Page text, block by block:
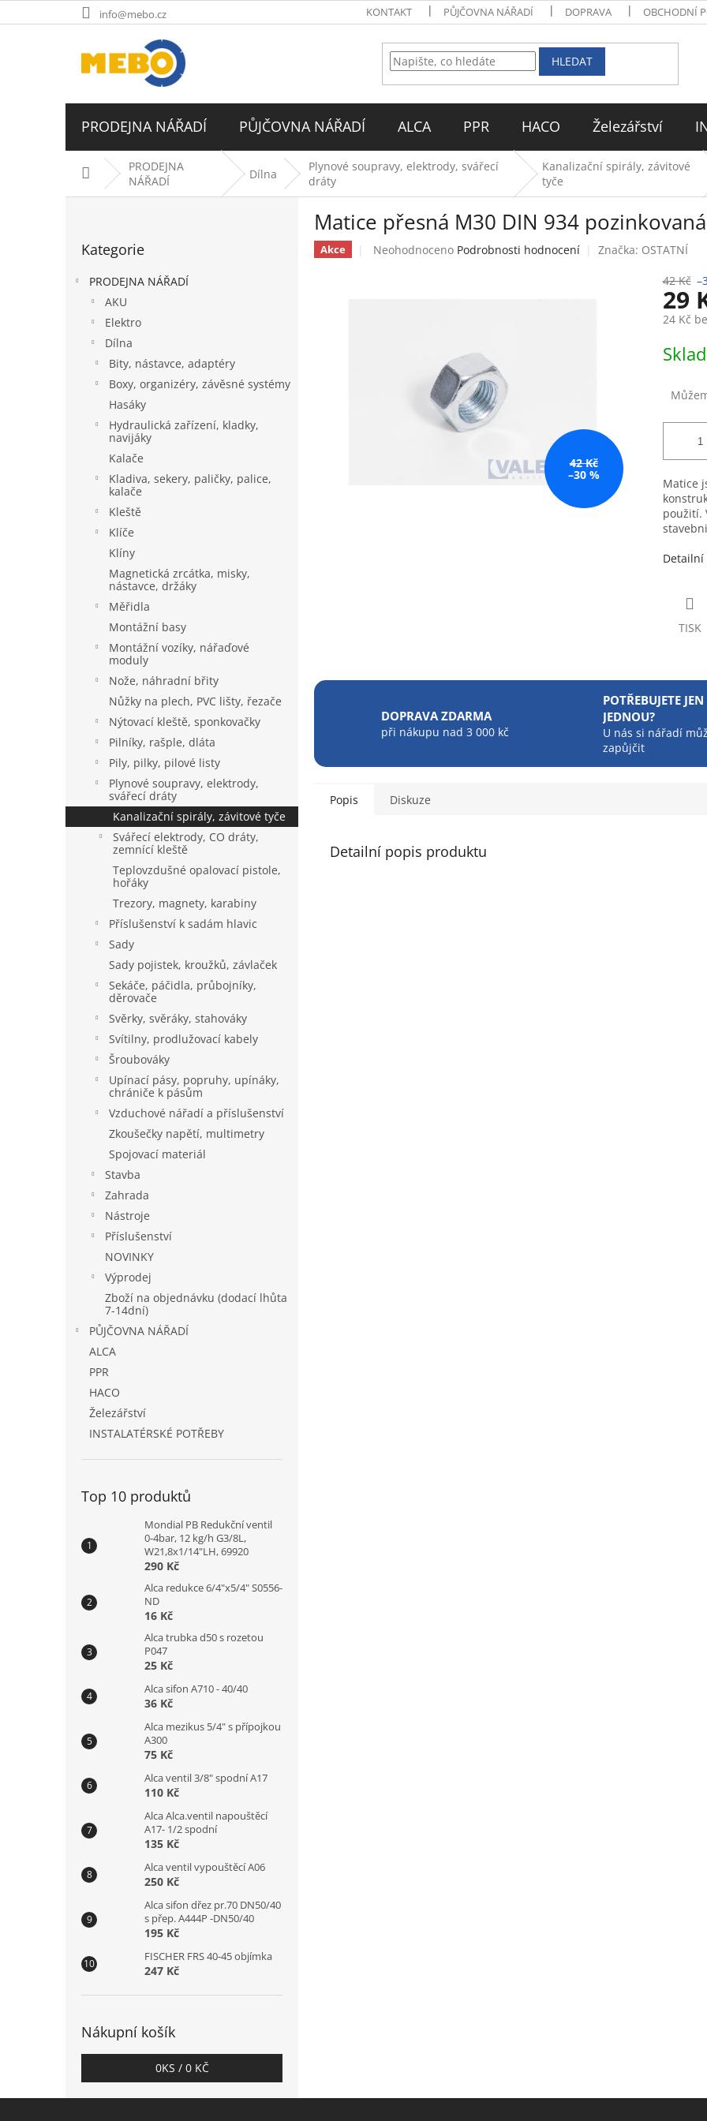
na
info@mebo.cz KONTAKT PŮJČOVNA NÁŘADÍ DOPRAVA OBCHODNÍ
HLEDAT
PRODEJNA NÁŘADÍ PŮJČOVNA NÁŘADÍ ALCA PPR HACO Železářství
Domů PRODEJNA
NÁŘADÍ
Dílna
Plynové soupravy, elektrody, svářecí
dráty
Kanalizační spirály, závitové
tyče
kategorie
Kategorie
PRODEJNA NÁŘADÍ
AKU
Elektro
Dílna
Bity, nástavce, adaptéry
Boxy, organizéry, závěsné systémy
Hasáky
Hydraulická zařízení, kladky,
navijáky
Kalače
Kladiva, sekery, paličky, palice,
kalače
Kleště
Klíče
Klíny
Magnetická zrcátka, misky,
nástavce, držáky
Měřidla
Montážní basy
Montážní vozíky, nářaďové
moduly
Nože, náhradní břity
Nůžky na plech, PVC lišty, řezače
Nýtovací kleště, sponkovačky
Pilníky, rašple, dláta
Pily, pilky, pilové listy
Plynové soupravy, elektrody,
svářecí dráty
Kanalizační spirály, závitové tyče
Svářecí elektrody, CO dráty,
zemnící kleště
Teplovzdušné opalovací pistole,
hořáky
Trezory, magnety, karabiny
Příslušenství k sadám hlavic
Sady
Sady pojistek, kroužků, závlaček
Sekáče, páčidla, průbojníky,
děrovače
Svěrky, svěráky, stahováky
Svítilny, prodlužovací kabely
Šroubováky
Upínací pásy, popruhy, upínáky,
chrániče k pásům
Vzduchové nářadí a příslušenství
Zkoušečky napětí, multimetry
Spojovací materiál
Stavba
Zahrada
Nástroje
Příslušenství
NOVINKY
Výprodej
Zboží na objednávku (dodací lhůta
7-14dní)
PŮJČOVNA NÁŘADÍ
ALCA
PPR
HACO
Železářství
INSTALATÉRSKÉ POTŘEBY
Top 10 produktů
Mondial PB Redukční ventil
0-4bar, 12 kg/h G3/8L,
W21,8x1/14"LH, 69920
290 Kč
Alca redukce 6/4"x5/4" S0556-
ND
16 Kč
Alca trubka d50 s rozetou
P047
25 Kč
Alca sifon A710 - 40/40
36 Kč
Alca mezikus 5/4" s přípojkou
A300
75 Kč
Alca ventil 3/8" spodní A17
110 Kč
Alca Alca.ventil napouštěcí
A17- 1/2 spodní
135 Kč
Alca ventil vypouštěcí A06
250 Kč
Alca sifon dřez pr.70 DN50/40
s přep. A444P -DN50/40
195 Kč
FISCHER FRS 40-45 objímka
247 Kč
Nákupní košík
0KS / 0 KČ
Matice přesná M30 DIN 934
Akce
Průměrné
Neohodnoceno Podrobnosti hodnocení Značka: OSTATNÍ
42 Kč
–30 %
42 Kč
29
24 Kč
cena:
Matice
použití.
TISK
DOPRAVA ZDARMA
při nákupu nad 3 000 kč
POTŘEBUJETE JEN
JEDNOU?
U nás si nářadí
zapůjčit
Popis Diskuze
Detailní popis produktu